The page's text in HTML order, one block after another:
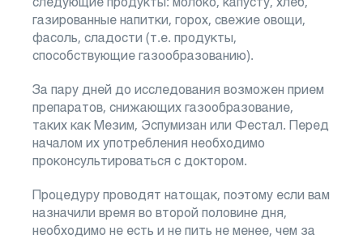
газированные напитки, горох, свежие овощи,
фасоль, сладости (т.е. продукты,
способствующие газообразованию).
За пару дней до исследования возможен прием
препаратов, снижающих газообразование,
таких как Мезим, Эспумизан или Фестал. Перед
началом их употребления необходимо
проконсультироваться с доктором.
Процедуру проводят натощак, поэтому если вам
назначили время во второй половине дня,
необходимо не есть и не пить не менее, чем за